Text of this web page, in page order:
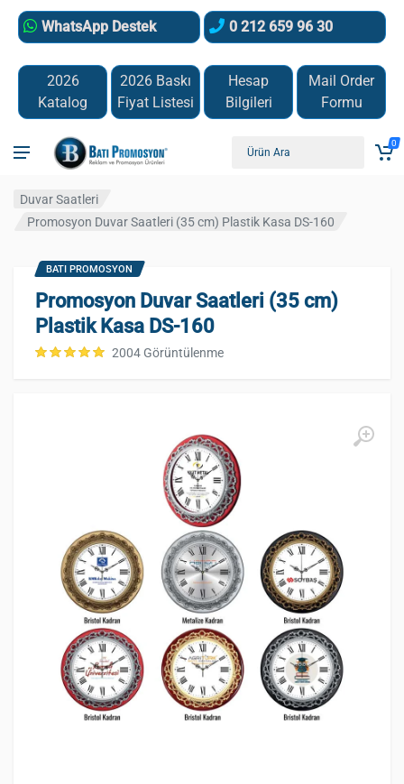
WhatsApp Destek 0 212 659 96 30
2026
Katalog
2026 Baskı
Fiyat Listesi
Hesap
Bilgileri
Mail Order
Formu
0
Duvar Saatleri
Promosyon Duvar Saatleri (35 cm) Plastik Kasa DS-160
Promosyon Duvar Saatleri (35 cm)
Plastik Kasa DS-160
2004 Görüntülenme
BATI PROMOSYON